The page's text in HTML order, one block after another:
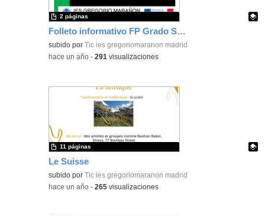
Folleto informativo FP Grado Superior Transporte y Logística - curso 25/26 IESGM
Contenido educativo.
subido porTic ies gregoriomaranon madrid
2 páginas
-hace un año -291 visualizaciones
Le Suisse
Contenido educativo.
subido porTic ies gregoriomaranon madrid
11 páginas
-hace un año -265 visualizaciones